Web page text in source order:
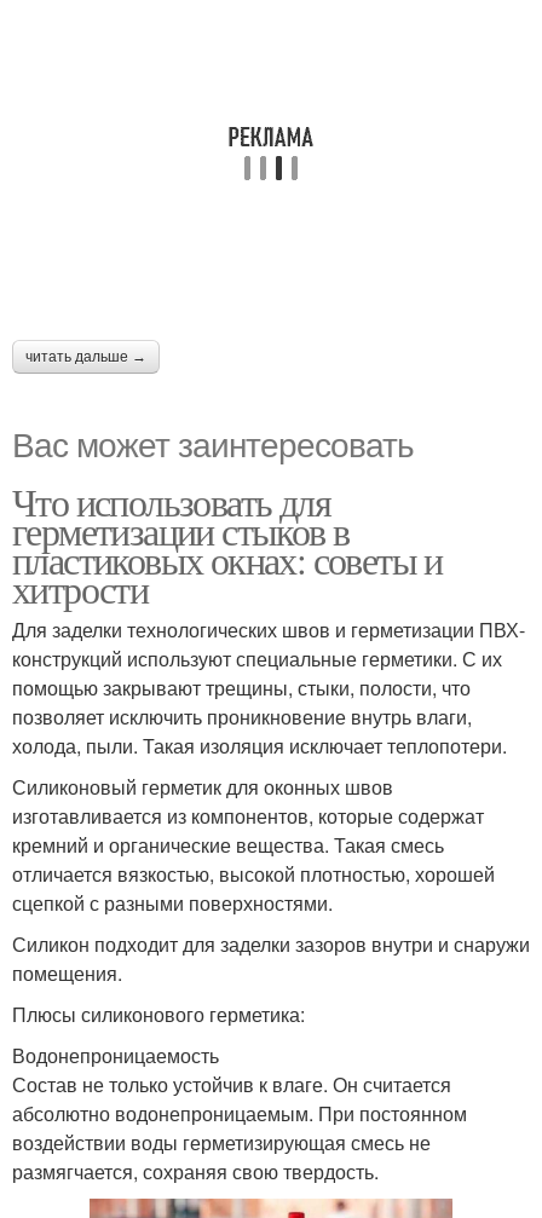
читать дальше →
Вас может заинтересовать
Что использовать для
герметизации стыков в
пластиковых окнах: советы и
хитрости
Для заделки технологических швов и герметизации ПВХ-
конструкций используют специальные герметики. С их
помощью закрывают трещины, стыки, полости, что
позволяет исключить проникновение внутрь влаги,
холода, пыли. Такая изоляция исключает теплопотери.
Силиконовый герметик для оконных швов
изготавливается из компонентов, которые содержат
кремний и органические вещества. Такая смесь
отличается вязкостью, высокой плотностью, хорошей
сцепкой с разными поверхностями.
Силикон подходит для заделки зазоров внутри и снаружи
помещения.
Плюсы силиконового герметика:
Водонепроницаемость
Состав не только устойчив к влаге. Он считается
абсолютно водонепроницаемым. При постоянном
воздействии воды герметизирующая смесь не
размягчается, сохраняя свою твердость.